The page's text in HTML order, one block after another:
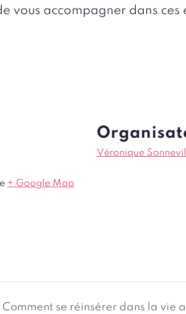
vous accompagner dans
+ Google Map
Véronique
Comment se réinsérer dans la vie